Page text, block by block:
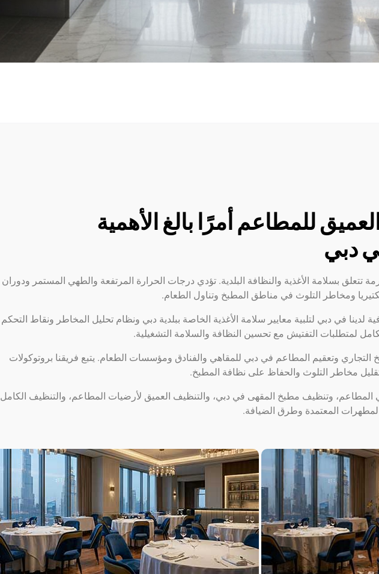
للمطاعم أمرًا بالغ الأهمية
دبي
بسلامة الأغذية والنظافة البلدية. تؤدي درجات الحرارة المرتفعة والطهي المستمر ودوران
ومخاطر التلوث في مناطق المطبخ وتناول الطعام.
في دبي لتلبية معايير سلامة الأغذية الخاصة ببلدية دبي ونظام تحليل المخاطر ونقاط التحكم
وتعقيم المطاعم في دبي للمقاهي والفنادق ومؤسسات الطعام. يتبع فريقنا بروتوكولات
مخاطر التلوث والحفاظ على نظافة المطبخ.
وتنظيف مطبخ المقهى في دبي، والتنظيف العميق لأرضيات المطاعم، والتنظيف الكامل
المعتمدة وطرق الضيافة.